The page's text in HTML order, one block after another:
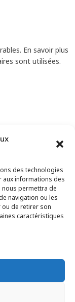
des technologies
aux informations des
nous permettra de
navigation ou les
ou de retirer son
caractéristiques
En savoir plus
sont utilisées.
reserved